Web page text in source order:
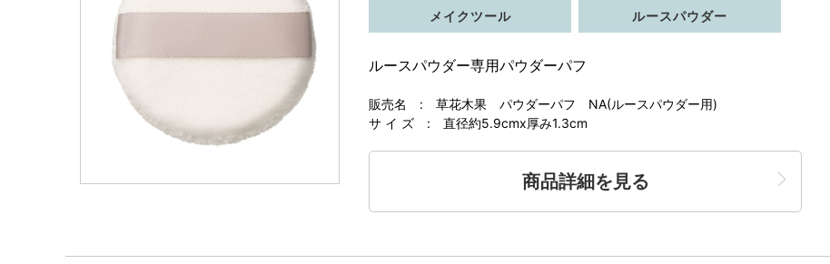
販売名 : 草花木果 パウダーパフ NA(ルースパウダー用)
サ イ ズ : 直径約5.9cmx厚み1.3cm
メイクツール ルースパウダー
ルースパウダー専用パウダーパフ
商品詳細を見る